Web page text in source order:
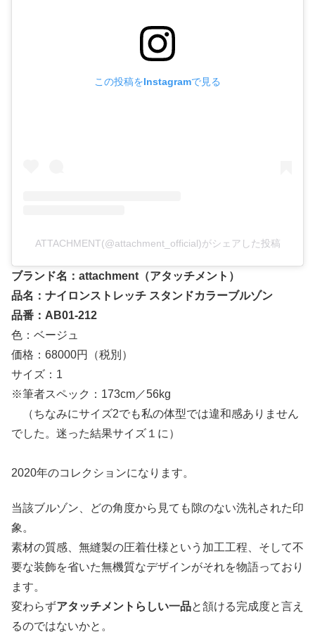
この投稿をInstagramで見る
ATTACHMENT(@attachment_official)がシェアした投稿
ブランド名：attachment（アタッチメント）
品名：ナイロンストレッチ スタンドカラーブルゾン
品番：AB01-212
色：ベージュ
価格：68000円（税別）
サイズ：1
※筆者スペック：173cm／56kg
（ちなみにサイズ2でも私の体型では違和感ありません
でした。迷った結果サイズ１に）
2020年のコレクションになります。
当該ブルゾン、どの角度から見ても隙のない洗礼された印
象。
素材の質感、無縫製の圧着仕様という加工工程、そして不
要な装飾を省いた無機質なデザインがそれを物語っており
ます。
変わらずアタッチメントらしい一品と頷ける完成度と言え
るのではないかと。